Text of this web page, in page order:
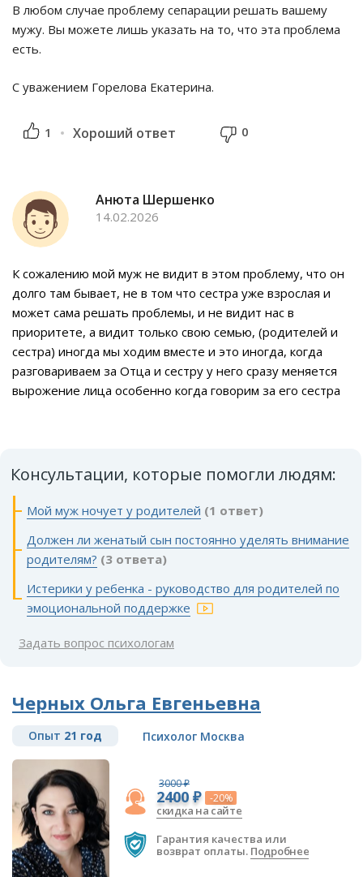
В любом случае проблему сепарации решать вашему
мужу. Вы можете лишь указать на то, что эта проблема
есть.
С уважением Горелова Екатерина.
1 Хороший ответ 0
Анюта Шершенко
14.02.2026
К сожалению мой муж не видит в этом проблему, что он
долго там бывает, не в том что сестра уже взрослая и
может сама решать проблемы, и не видит нас в
приоритете, а видит только свою семью, (родителей и
сестра) иногда мы ходим вместе и это иногда, когда
разговариваем за Отца и сестру у него сразу меняется
вырожение лица особенно когда говорим за его сестра
Консультации, которые помогли людям:
Мой муж ночует у родителей (1 ответ)
Должен ли женатый сын постоянно уделять внимание
родителям? (3 ответа)
Истерики у ребенка - руководство для родителей по
эмоциональной поддержке
Задать вопрос психологам
Черных Ольга Евгеньевна
Опыт 21 год Психолог Москва
3000 ₽
2400 ₽ -20%
скидка на сайте
Гарантия качества или
возврат оплаты. Подробнее